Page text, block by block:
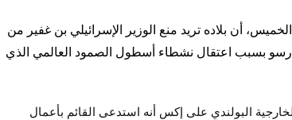
أن بلاده تريد منع الوزير الإسرائيلي بن غفير من
بسبب اعتقال نشطاء أسطول الصمود العالمي الذي
البولندي على إكس أنه استدعى القائم بأعمال